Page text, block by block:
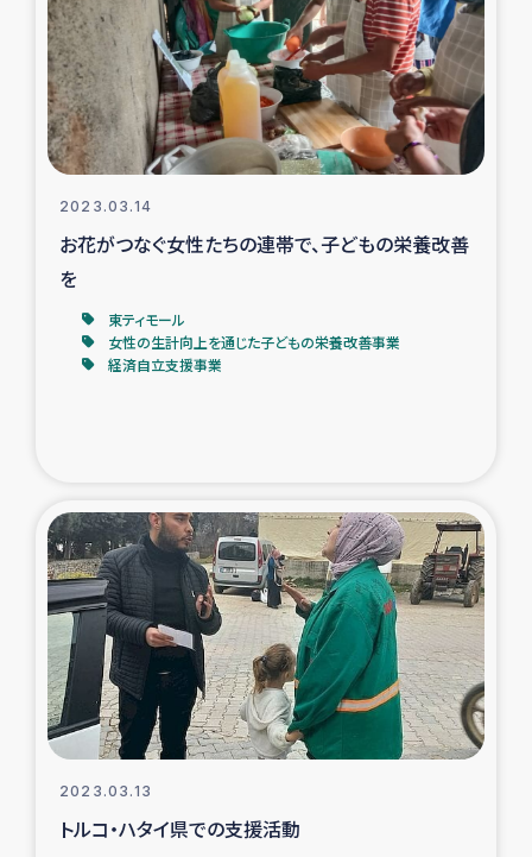
カカオ生産者支援事業
シリア国内避難民・帰還民の生活再建支援
トルコにおけるシリア難民支援事業
インドネシア中部 スラウェシの地震・津波被災者支援
スリランカ ジャフナ県干物事業
スリランカの南北女性をつなぐサリー・リサイクル・プロ
ジェクト
復興支援事業
民際教育事業
ガザ人道支援
2023.03.14
お花がつなぐ女性たちの連帯で、子どもの栄養改善
を
東ティモール
女性の生計向上を通じた子どもの栄養改善事業
経済自立支援事業
2023.03.13
トルコ・ハタイ県での支援活動